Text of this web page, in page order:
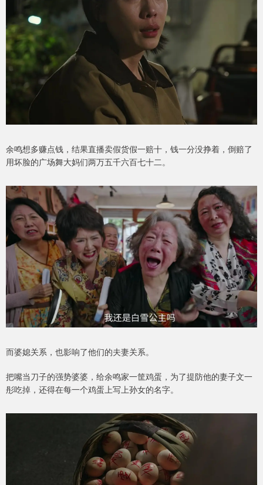
余鸣想多赚点钱，结果直播卖假货假一赔十，钱一分没挣着，倒赔了
用坏脸的广场舞大妈们两万五千六百七十二。
而婆媳关系，也影响了他们的夫妻关系。
把嘴当刀子的强势婆婆，给余鸣家一筐鸡蛋，为了提防他的妻子文一
彤吃掉，还得在每一个鸡蛋上写上孙女的名字。